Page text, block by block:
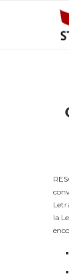
la